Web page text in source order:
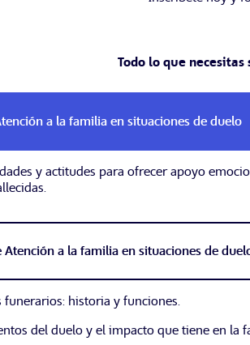
Todo lo que
a la familia en situaciones de duelo
y actitudes para ofrecer apoyo
Atención a la familia en situaciones de
funerarios: historia y funciones.
del duelo y el impacto que tiene en la